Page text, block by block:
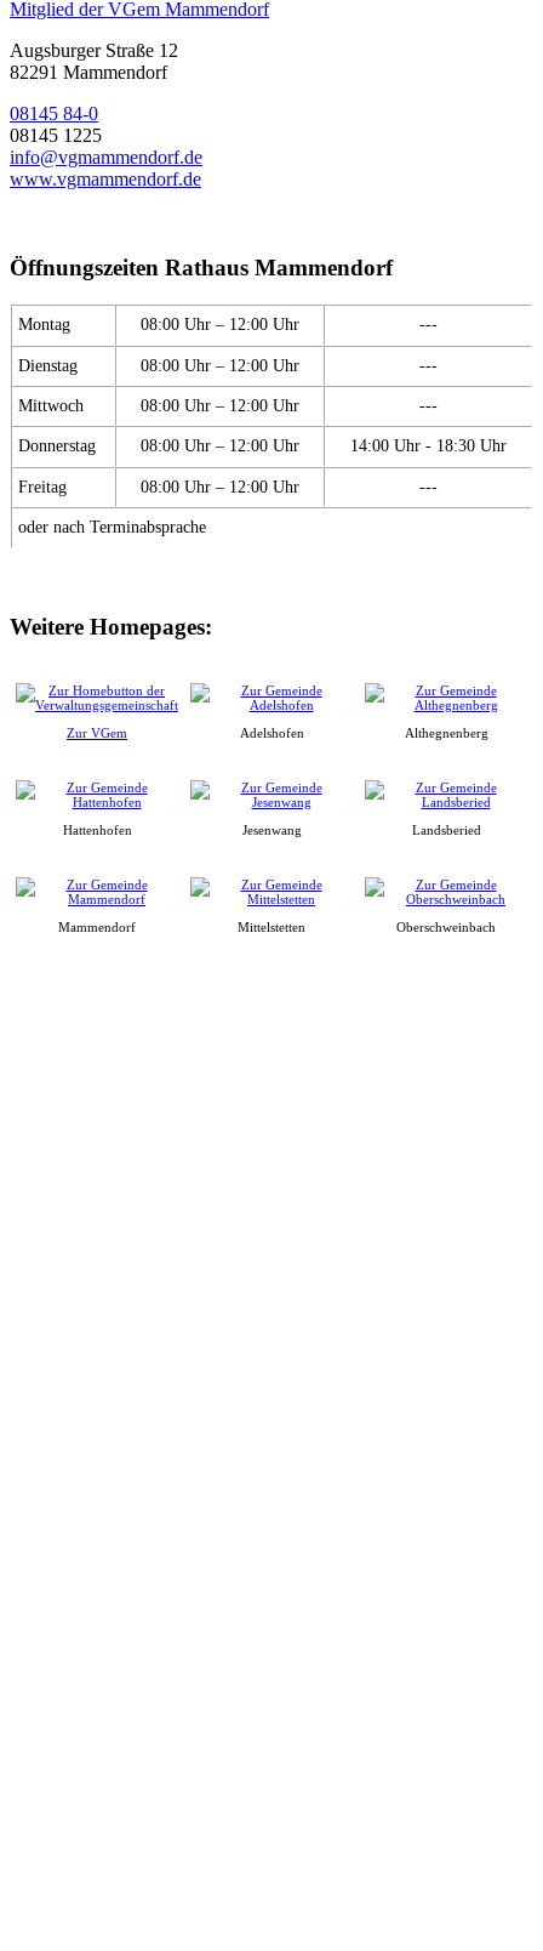
Mitglied der VGem Mammendorf
Augsburger Straße 12
82291 Mammendorf
08145 84-0
08145 1225
info@vgmammendorf.de
www.vgmammendorf.de
Öffnungszeiten Rathaus Mammendorf
Montag 08:00 Uhr – 12:00 Uhr ---
Dienstag 08:00 Uhr – 12:00 Uhr ---
Mittwoch 08:00 Uhr – 12:00 Uhr ---
Donnerstag 08:00 Uhr – 12:00 Uhr 14:00 Uhr - 18:30 Uhr
Freitag 08:00 Uhr – 12:00 Uhr ---
oder nach Terminabsprache
Weitere Homepages:
Zur VGem Adelshofen Althegnenberg
Hattenhofen Jesenwang Landsberied
Mammendorf Mittelstetten Oberschweinbach